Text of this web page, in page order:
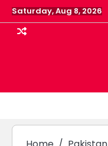
Skip
to
content
Saturday, Aug 8, 2026